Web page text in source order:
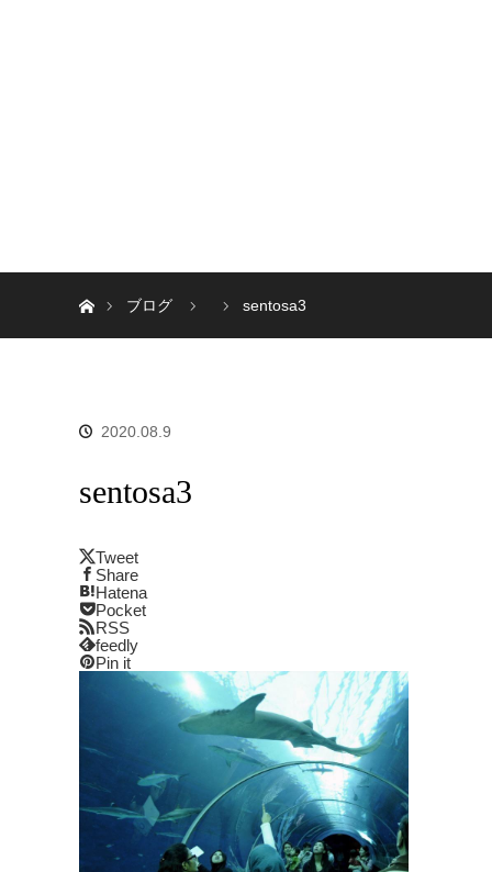
ブログ
sentosa3
2020.08.9
sentosa3
Tweet
Share
Hatena
Pocket
RSS
feedly
Pin it